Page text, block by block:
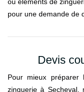
pour une demande de
Devis
Pour mieux
zinguerie à Secheval,